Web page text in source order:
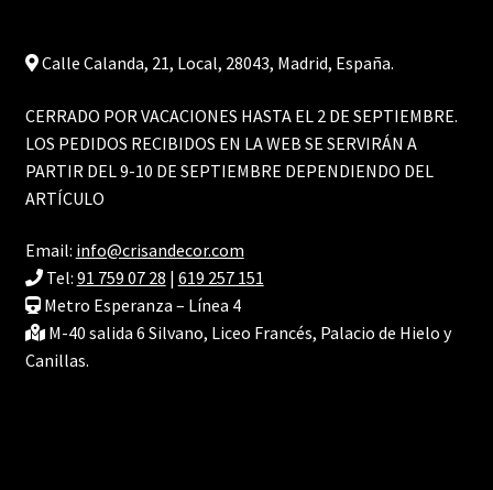
Calle Calanda, 21, Local, 28043, Madrid, España.
CERRADO POR VACACIONES HASTA EL 2 DE SEPTIEMBRE.
LOS PEDIDOS RECIBIDOS EN LA WEB SE SERVIRÁN A
PARTIR DEL 9-10 DE SEPTIEMBRE DEPENDIENDO DEL
ARTÍCULO
Email: info@crisandecor.com
Tel: 91 759 07 28 | 619 257 151
Metro Esperanza – Línea 4
M-40 salida 6 Silvano, Liceo Francés, Palacio de Hielo y
Canillas.